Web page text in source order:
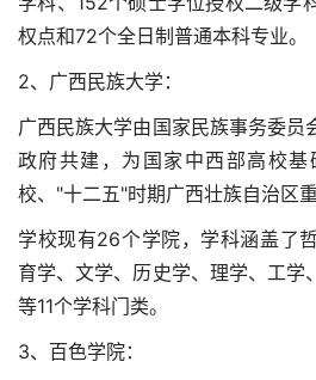
权点和72个全日制普通本科专业。
2、广西民族大学：
广西民族大学由国家民族事务委员
政府共建，为国家中西部高校
校、"十二五"时期广西壮族自治区重
学校现有26个学院，学科涵盖了
育学、文学、历史学、理学、工学
等11个学科门类。
3、百色学院：